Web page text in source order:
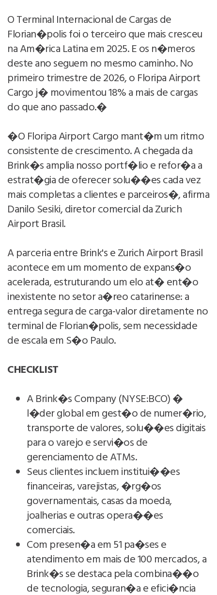
O Terminal Internacional de Cargas de
Florian�polis foi o terceiro que mais cresceu
na Am�rica Latina em 2025. E os n�meros
deste ano seguem no mesmo caminho. No
primeiro trimestre de 2026, o Floripa Airport
Cargo j� movimentou 18% a mais de cargas
do que ano passado.�
�O Floripa Airport Cargo mant�m um ritmo
consistente de crescimento. A chegada da
Brink�s amplia nosso portf�lio e refor�a a
estrat�gia de oferecer solu��es cada vez
mais completas a clientes e parceiros�, afirma
Danilo Sesiki, diretor comercial da Zurich
Airport Brasil.
A parceria entre Brink's e Zurich Airport Brasil
acontece em um momento de expans�o
acelerada, estruturando um elo at� ent�o
inexistente no setor a�reo catarinense: a
entrega segura de carga-valor diretamente no
terminal de Florian�polis, sem necessidade
de escala em S�o Paulo.
CHECKLIST
A Brink�s Company (NYSE:BCO) �
l�der global em gest�o de numer�rio,
transporte de valores, solu��es digitais
para o varejo e servi�os de
gerenciamento de ATMs.
Seus clientes incluem institui��es
financeiras, varejistas, �rg�os
governamentais, casas da moeda,
joalherias e outras opera��es
comerciais.
Com presen�a em 51 pa�ses e
atendimento em mais de 100 mercados, a
Brink�s se destaca pela combina��o
de tecnologia, seguran�a e efici�ncia